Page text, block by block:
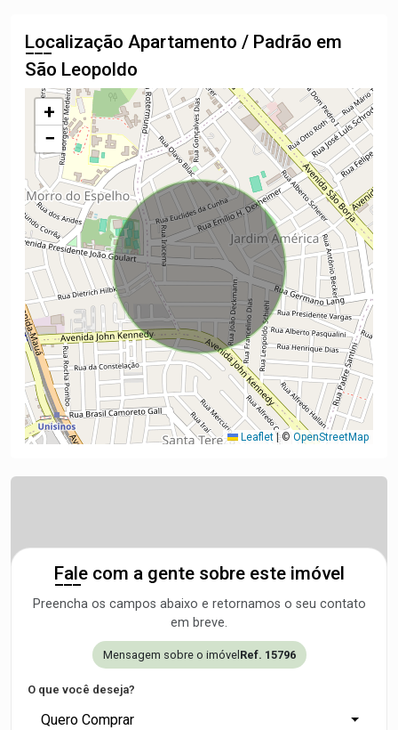
Localização Apartamento / Padrão em
São Leopoldo
+
−
Leaflet |© OpenStreetMap
Fale com a gente sobre este imóvel
Preencha os campos abaixo e retornamos o seu contato
em breve.
Mensagem sobre o imóvel Ref. 15796
O que você deseja?
Quero Comprar